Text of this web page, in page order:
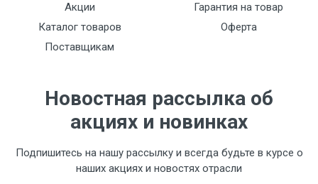
Акции
Каталог товаров
Поставщикам
Гарантия на товар
Оферта
Новостная рассылка об
акциях и новинках
Подпишитесь на нашу рассылку и всегда будьте в курсе о
наших акциях и новостях отрасли